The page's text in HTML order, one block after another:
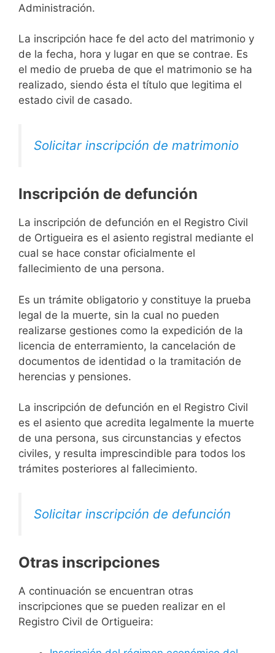
Administración.
La inscripción hace fe del acto del matrimonio y
de la fecha, hora y lugar en que se contrae. Es
el medio de prueba de que el matrimonio se ha
realizado, siendo ésta el título que legitima el
estado civil de casado.
Solicitar inscripción de matrimonio
Inscripción de defunción
La inscripción de defunción en el Registro Civil
de Ortigueira es el asiento registral mediante el
cual se hace constar oficialmente el
fallecimiento de una persona.
Es un trámite obligatorio y constituye la prueba
legal de la muerte, sin la cual no pueden
realizarse gestiones como la expedición de la
licencia de enterramiento, la cancelación de
documentos de identidad o la tramitación de
herencias y pensiones.
La inscripción de defunción en el Registro Civil
es el asiento que acredita legalmente la muerte
de una persona, sus circunstancias y efectos
civiles, y resulta imprescindible para todos los
trámites posteriores al fallecimiento.
Solicitar inscripción de defunción
Otras inscripciones
A continuación se encuentran otras
inscripciones que se pueden realizar en el
Registro Civil de Ortigueira: